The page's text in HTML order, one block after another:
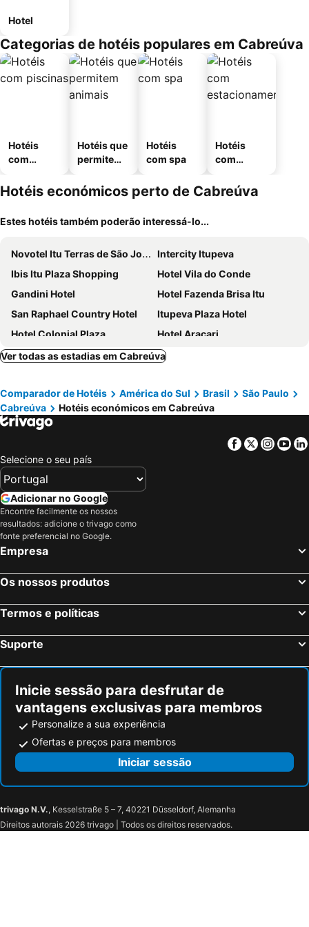
Hotel
Categorias de hotéis populares em Cabreúva
Hotéis
com
Hotéis que
permitem
Hotéis
com spa
Hotéis
com
mento
Hotéis económicos perto de Cabreúva
Estes hotéis também poderão interessá-lo...
Novotel Itu Terras de São José Golf & Resort
Intercity Itupeva
Ibis Itu Plaza Shopping
Hotel Vila do Conde
Gandini Hotel
Hotel Fazenda Brisa Itu
San Raphael Country Hotel
Itupeva Plaza Hotel
Hotel Colonial Plaza
Hotel Araçari
Itu Plaza Hotel
Hotel KK
Hotel Buriti Itupeva
Rainbow Motel
Confraria Colonial Hotel Boutique
Gardenian Boutique Hotel
Casa Aconchego
Maktub Hotel Itu
Ver todas as estadias em Cabreúva
Comparador de Hotéis América do Sul Brasil
São Paulo
Cabreúva
Hotéis económicos em Cabreúva
Facebook
Twitter
Selecione o seu país
Adicionar no Google
Encontre facilmente os nossos
resultados: adicione o trivago como
fonte preferencial no Google.
Empresa
Os nossos produtos
Termos e políticas
Suporte
Inicie sessão para desfrutar de
vantagens exclusivas para membros
Personalize a sua experiência
Ofertas e preços para membros
Iniciar sessão
trivago N.V., Kesselstraße 5 – 7, 40221 Düsseldorf, Alemanha
Direitos autorais 2026 trivago | Todos os direitos reservados.